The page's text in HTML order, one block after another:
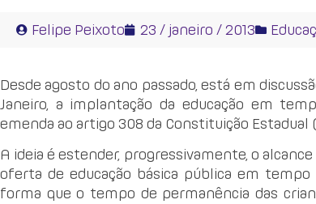
Felipe Peixoto 23 / janeiro / 2013
Desde agosto do ano passado, está em
Janeiro, a implantação da educação em
emenda ao artigo 308 da Constituição Estadual
A ideia é estender, progressivamente, o
oferta de educação básica pública em
forma que o tempo de permanência das